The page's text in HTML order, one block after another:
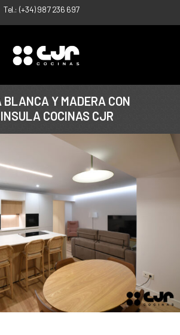
Tel.: (+34) 987 236 697
BLANCA Y MADERA CON
COCINAS CJR